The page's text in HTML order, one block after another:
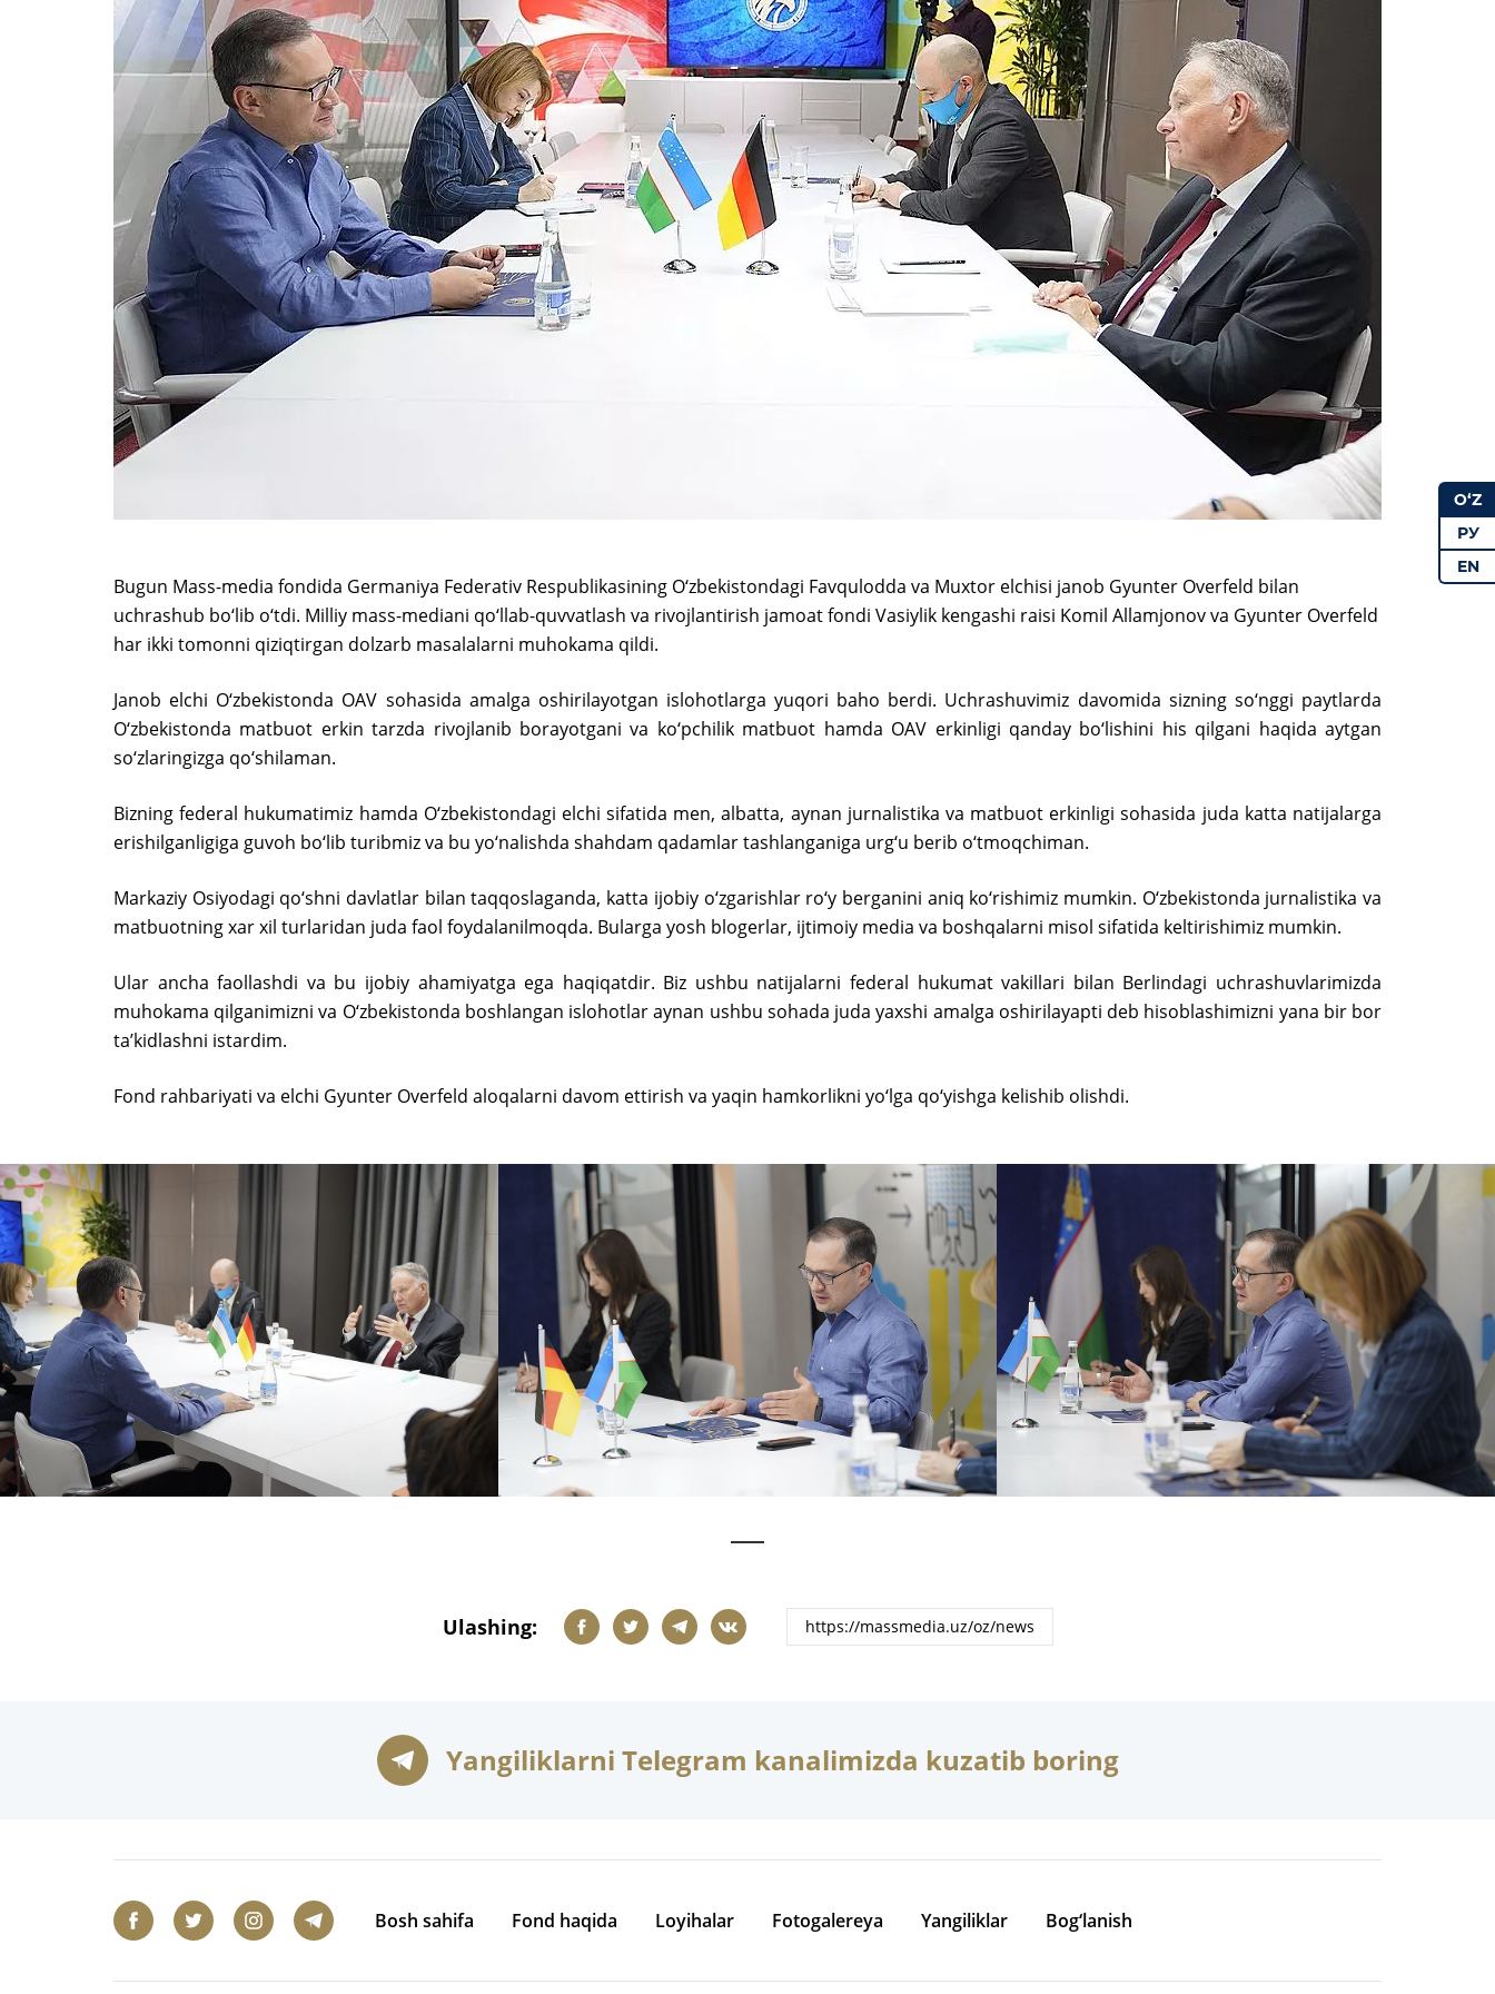
Bugun Mass-media fondida Germaniya Federativ Respublikasining O‘zbekistondagi Favqulodda va Muxtor elchisi janob Gyunter Overfeld bilan
uchrashub bo‘lib o‘tdi. Milliy mass-mediani qo‘llab-quvvatlash va rivojlantirish jamoat fondi Vasiylik kengashi raisi Komil Allamjonov va Gyunter Overfeld
har ikki tomonni qiziqtirgan dolzarb masalalarni muhokama qildi.
Janob elchi O‘zbekistonda OAV sohasida amalga oshirilayotgan islohotlarga yuqori baho berdi. Uchrashuvimiz davomida sizning so‘nggi paytlarda
O‘zbekistonda matbuot erkin tarzda rivojlanib borayotgani va ko‘pchilik matbuot hamda OAV erkinligi qanday bo‘lishini his qilgani haqida aytgan
so‘zlaringizga qo‘shilaman.
Bizning federal hukumatimiz hamda O‘zbekistondagi elchi sifatida men, albatta, aynan jurnalistika va matbuot erkinligi sohasida juda katta natijalarga
erishilganligiga guvoh bo‘lib turibmiz va bu yo‘nalishda shahdam qadamlar tashlanganiga urg‘u berib o‘tmoqchiman.
Markaziy Osiyodagi qo‘shni davlatlar bilan taqqoslaganda, katta ijobiy o‘zgarishlar ro‘y berganini aniq ko‘rishimiz mumkin. O‘zbekistonda jurnalistika va
matbuotning xar xil turlaridan juda faol foydalanilmoqda. Bularga yosh blogerlar, ijtimoiy media va boshqalarni misol sifatida keltirishimiz mumkin.
Ular ancha faollashdi va bu ijobiy ahamiyatga ega haqiqatdir. Biz ushbu natijalarni federal hukumat vakillari bilan Berlindagi uchrashuvlarimizda
muhokama qilganimizni va O‘zbekistonda boshlangan islohotlar aynan ushbu sohada juda yaxshi amalga oshirilayapti deb hisoblashimizni yana bir bor
taʼkidlashni istardim.
Fond rahbariyati va elchi Gyunter Overfeld aloqalarni davom ettirish va yaqin hamkorlikni yo‘lga qo‘yishga kelishib olishdi.
Ulashing:
Yangiliklarni Telegram kanalimizda kuzatib boring
Bosh sahifa Fond haqida Loyihalar Fotogalereya Yangiliklar Bog‘lanish
O‘Z
РУ
EN